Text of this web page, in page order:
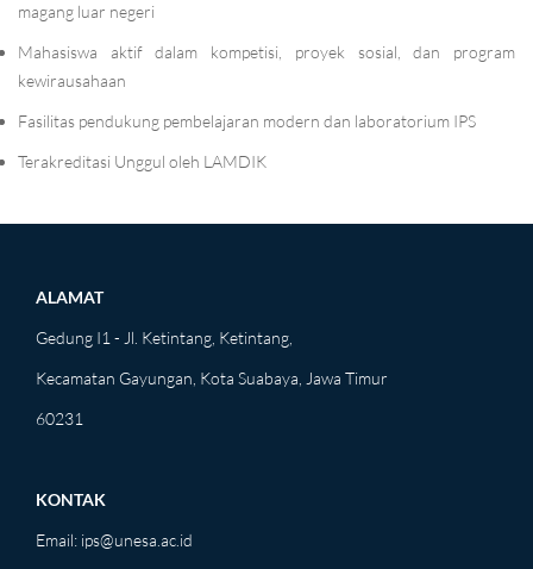
magang luar negeri
Mahasiswa aktif dalam kompetisi, proyek sosial, dan program
kewirausahaan
Fasilitas pendukung pembelajaran modern dan laboratorium IPS
Terakreditasi Unggul oleh LAMDIK
ALAMAT
Gedung I1 - Jl. Ketintang, Ketintang,
Kecamatan Gayungan, Kota Suabaya, Jawa Timur
60231
KONTAK
Email: ips@unesa.ac.id